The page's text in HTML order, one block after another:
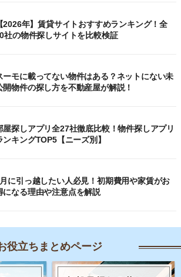
【2026年】賃貸サイトおすすめランキング！全
社の物件探しサイトを比較検証
ーモに載ってない物件はある？ネットにない未
開物件の探し方を不動産屋が解説！
屋探しアプリ全27社徹底比較！物件探しアプリ
ンキングTOP5【ニーズ別】
に引っ越したい人必見！初期費用や家賃がお
になる理由や注意点を解説
役立ちまとめページ